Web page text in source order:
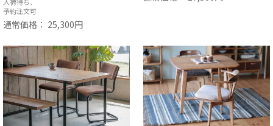
予約注文可
通常価格： 25,300円